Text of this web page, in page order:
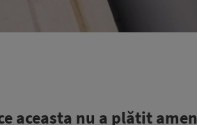
aceasta nu a plătit